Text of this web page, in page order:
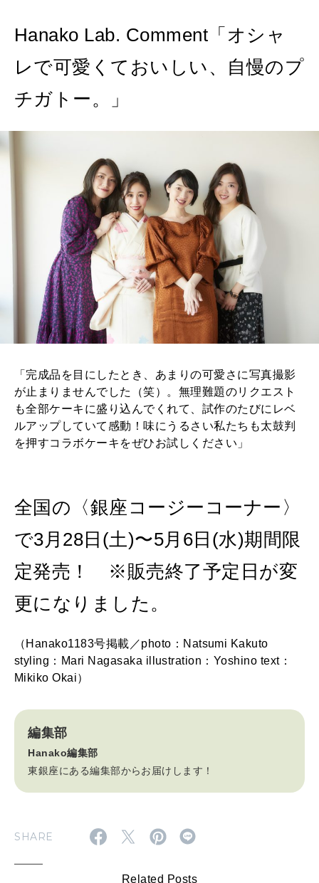
Hanako Lab. Comment「オシャ
レで可愛くておいしい、自慢のプ
チガトー。」
「完成品を目にしたとき、あまりの可愛さに写真撮影
が止まりませんでした（笑）。無理難題のリクエスト
も全部ケーキに盛り込んでくれて、試作のたびにレベ
ルアップしていて感動！味にうるさい私たちも太鼓判
を押すコラボケーキをぜひお試しください」
全国の〈銀座コージーコーナー〉
で3月28日(土)〜5月6日(水)期間限
定発売！ ※販売終了予定日が変
更になりました。
（Hanako1183号掲載／photo：Natsumi Kakuto
styling：Mari Nagasaka illustration：Yoshino text：
Mikiko Okai）
編集部
Hanako編集部
東銀座にある編集部からお届けします！
SHARE
Related Posts